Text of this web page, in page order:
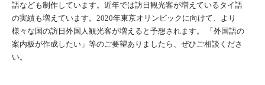
語なども制作しています。近年では訪日観光客が増えているタイ語
の実績も増えています。2020年東京オリンピックに向けて、より
様々な国の訪日外国人観光客が増えると予想されます。 「外国語の
案内板が作成したい」等のご要望ありましたら、ぜひご相談くださ
い。